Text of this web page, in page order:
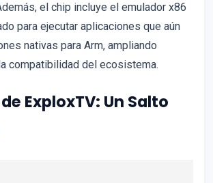
el chip incluye el emulador x86
para ejecutar aplicaciones que aún
nativas para Arm, ampliando
compatibilidad del ecosistema.
ExploxTV: Un Salto